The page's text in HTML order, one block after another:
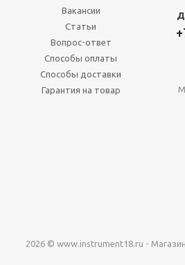
Вакансии
Статьи
Вопрос-ответ
Способы оплаты
Способы доставки
Гарантия на товар
2026 © www.instrument18.ru -